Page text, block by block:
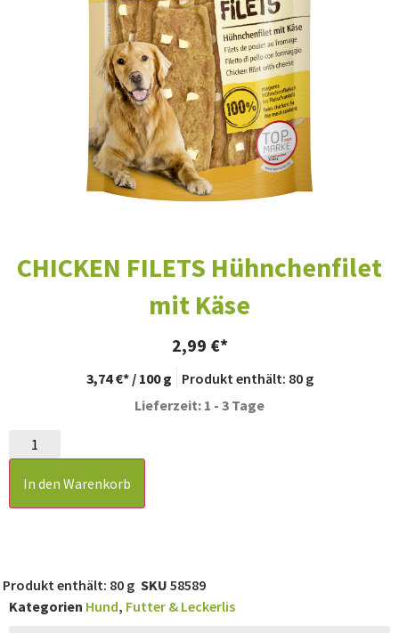
CHICKEN FILETS Hühnchenfilet
mit Käse
2,99 €
3,74€ / 100 g Produkt enthält: 80 g
Lieferzeit: 1 - 3 Tage
In den Warenkorb
Produkt enthält: 80 g SKU 58589
Kategorien Hund, Futter & Leckerlis